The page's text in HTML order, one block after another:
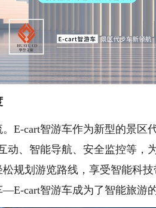
旅游新高度
cart智游车作为新型的景区
动、智能导航、安全监控等，
规划游览路线，享受智能科
cart智游车成为了智能旅游的